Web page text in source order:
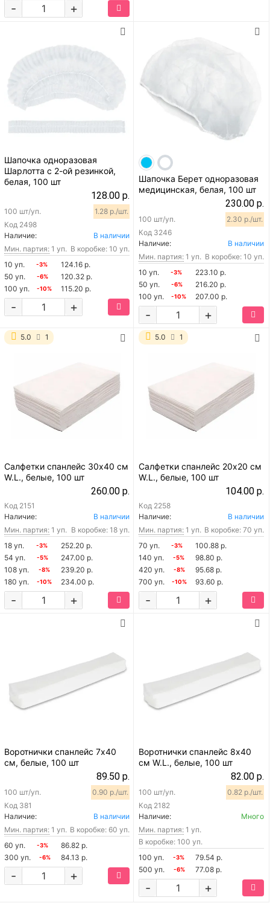
+
-
Шапочка одноразовая
Шарлотта с 2-ой резинкой,
белая, 100 шт
128.00 р.
Код 2498
100 шт/уп. 1.28 р./шт.
Наличие:
В наличии
Мин. партия: 1 уп. В коробке: 10 уп.
10 уп.
-3%
124.16 р.
50 уп.
-6%
120.32 р.
100 уп.
-10% 115.20 р.
+
-
Шапочка Берет одноразовая
медицинская, белая, 100 шт
230.00 р.
Код 3246
100 шт/уп. 2.30 р./шт.
Наличие:
В наличии
Мин. партия: 1 уп. В коробке: 10 уп.
10 уп.
-3%
223.10 р.
50 уп.
-6%
216.20 р.
100 уп.
-10% 207.00 р.
+
-
5.0 1
Салфетки спанлейс 30х40 см
W.L., белые, 100 шт
260.00 р.
Код 2151
Наличие:
В наличии
Мин. партия: 1 уп. В коробке: 18 уп.
18 уп.
-3%
252.20 р.
54 уп.
-5%
247.00 р.
108 уп.
-8%
239.20 р.
180 уп.
-10% 234.00 р.
+
-
5.0 1
Салфетки спанлейс 20х20 см
W.L., белые, 100 шт
104.00 р.
Код 2258
Наличие:
В наличии
Мин. партия: 1 уп. В коробке: 70 уп.
70 уп.
-3%
100.88 р.
140 уп.
-5%
98.80 р.
420 уп.
-8%
95.68 р.
700 уп.
-10% 93.60 р.
+
-
Воротнички спанлейс 7х40
см, белые, 100 шт
89.50 р.
Код 381
100 шт/уп. 0.90 р./шт.
Наличие:
В наличии
Мин. партия: 1 уп. В коробке: 60 уп.
60 уп.
-3%
86.82 р.
300 уп.
-6% 84.13 р.
+
-
Воротнички спанлейс 8х40
см W.L., белые, 100 шт
82.00 р.
Код 2182
100 шт/уп. 0.82 р./шт.
Наличие:
Много
Мин. партия: 1 уп.
В коробке: 100 уп.
100 уп.
-3%
79.54 р.
500 уп.
-6% 77.08 р.
+
-